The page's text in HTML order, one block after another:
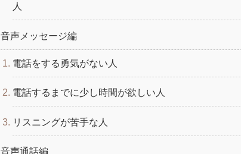
人
音声メッセージ編
電話をする勇気がない人
電話するまでに少し時間が欲しい人
リスニングが苦手な人
音声通話編